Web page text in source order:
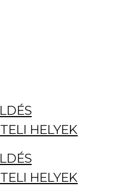
HELYEK
HELYEK